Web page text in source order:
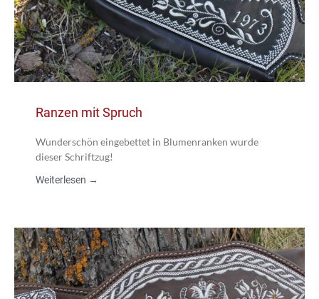
Ranzen mit Spruch
Wunderschön eingebettet in Blumenranken wurde
dieser Schriftzug!
Weiterlesen →